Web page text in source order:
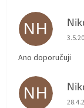
NH
Ano doporučuji
NH